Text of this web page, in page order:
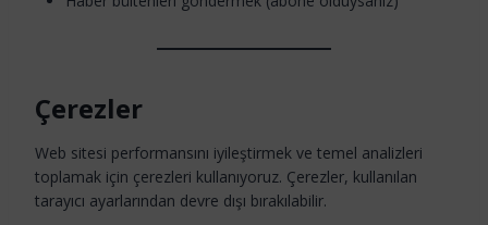
Çerezler
Web sitesi performansını iyileştirmek ve temel analizleri
toplamak için çerezleri kullanıyoruz. Çerezler, kullanılan
tarayıcı ayarlarından devre dışı bırakılabilir.